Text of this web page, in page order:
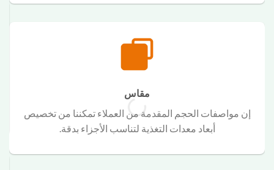
مقاس
إن مواصفات الحجم المقدمة من العملاء تمكننا من تخصيص
أبعاد معدات التغذية لتناسب الأجزاء بدقة.